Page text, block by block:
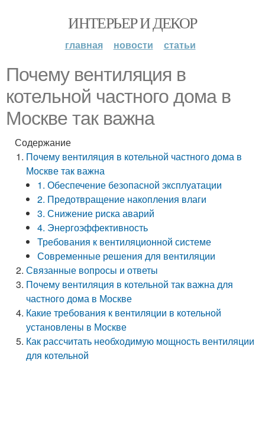
ИНТЕРЬЕР И ДЕКОР
главная новости статьи
Почему вентиляция в
котельной частного дома в
Москве так важна
Содержание
Почему вентиляция в котельной частного дома в
Москве так важна
1. Обеспечение безопасной эксплуатации
2. Предотвращение накопления влаги
3. Снижение риска аварий
4. Энергоэффективность
Требования к вентиляционной системе
Современные решения для вентиляции
Связанные вопросы и ответы
Почему вентиляция в котельной так важна для
частного дома в Москве
Какие требования к вентиляции в котельной
установлены в Москве
Как рассчитать необходимую мощность вентиляции
для котельной